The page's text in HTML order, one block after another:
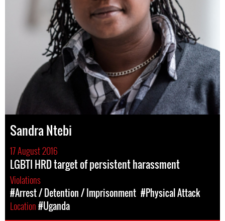
Sandra Ntebi
17 August 2016
LGBTI HRD target of persistent harassment
Violations
#Arrest / Detention / Imprisonment #Physical Attack
Location#Uganda